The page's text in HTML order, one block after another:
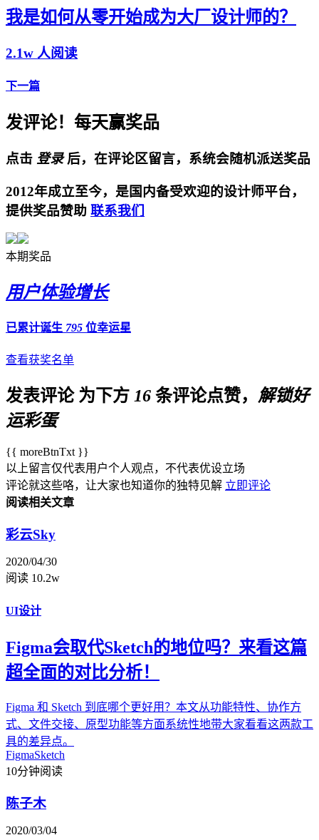
我是如何从零开始成为大厂设计师的？
2.1w 人阅读
下一篇
发评论！每天赢奖品
点击 登录后，在评论区留言，系统会随机派送奖品
2012年成立至今，是国内备受欢迎的设计师平台，
提供奖品赞助 联系我们
本期奖品
用户体验增长
已累计诞生 795 位幸运星
查看获奖名单
发表评论 为下方 16 条评论点赞， 解锁好
运彩蛋
{{ moreBtnTxt }}
以上留言仅代表用户个人观点，不代表优设立场
评论就这些咯，让大家也知道你的独特见解 立即评论
阅读相关文章
彩云Sky
2020/04/30
阅读 10.2w
UI设计
Figma会取代Sketch的地位吗？来看这篇
超全面的对比分析！
Figma 和 Sketch 到底哪个更好用？本文从功能特性、协作方
式、文件交接、原型功能等方面系统性地带大家看看这两款工
具的差异点。
FigmaSketch
10分钟阅读
陈子木
2020/03/04